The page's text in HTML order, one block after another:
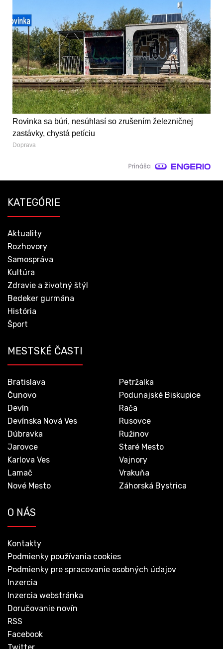
Rovinka sa búri, nesúhlasí so zrušením železničnej
zastávky, chystá petíciu
Doprava
KATEGÓRIE
Aktuality
Rozhovory
Samospráva
Kultúra
Zdravie a životný štýl
Bedeker gurmána
História
Šport
MESTSKÉ ČASTI
Bratislava
Čunovo
Devín
Devínska Nová Ves
Dúbravka
Jarovce
Karlova Ves
Lamač
Nové Mesto
Petržalka
Podunajské Biskupice
Rača
Rusovce
Ružinov
Staré Mesto
Vajnory
Vrakuňa
Záhorská Bystrica
O NÁS
Kontakty
Podmienky používania cookies
Podmienky pre spracovanie osobných údajov
Inzercia
Inzercia webstránka
Doručovanie novín
RSS
Facebook
Twitter